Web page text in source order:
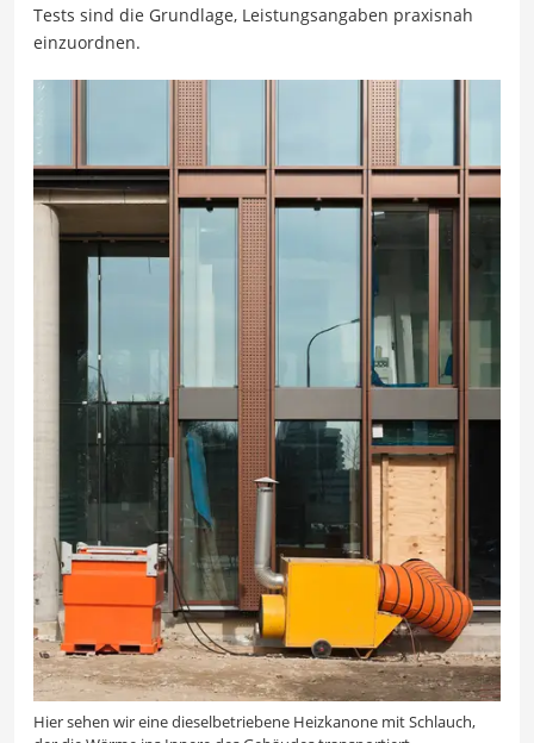
Tests sind die Grundlage, Leistungsangaben praxisnah
einzuordnen.
Hier sehen wir eine dieselbetriebene Heizkanone mit Schlauch,